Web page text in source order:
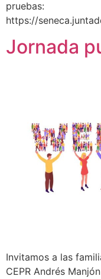
pruebas:
https://
Jornada
Invitamos a las
CEPR Andrés